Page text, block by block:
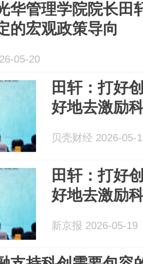
华管理学院院长田
的宏观政策导向
05-20
田轩：打好
好地去激励
贝壳财经 2026-05-
田轩：打好
好地去激励
新京报 2026-05-19